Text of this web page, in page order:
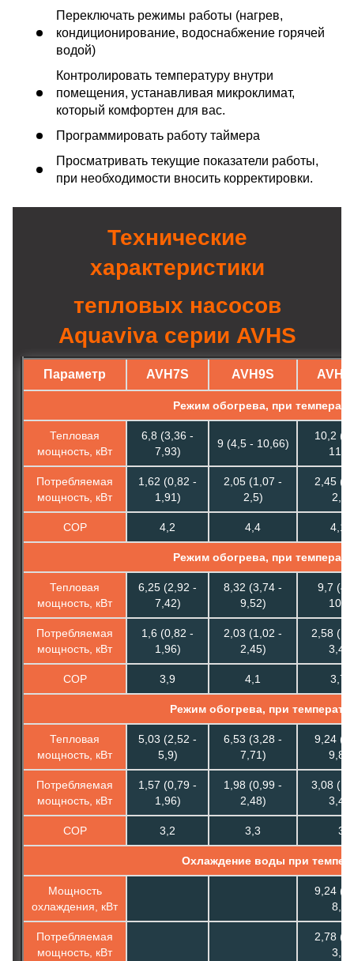
Переключать режимы работы (нагрев,
кондиционирование, водоснабжение горячей
водой)
Контролировать температуру внутри
помещения, устанавливая микроклимат,
который комфортен для вас.
Программировать работу таймера
Просматривать текущие показатели работы,
при необходимости вносить корректировки.
Технические
характеристики
тепловых насосов
Aquaviva серии AVHS
Параметр AVH7S AVH9S
Режим обогрева, при
Тепловая
мощность, кВт
6,8 (3,36 -
7,93)
9 (4,5 - 10,66)
10,2
11,2)
Потребляемая
мощность, кВт
1,62 (0,82 -
1,91)
2,05 (1,07 -
2,5)
2,45
2,9)
COP 4,2 4,4 4,16
Режим обогрева, при
Тепловая
мощность, кВт
6,25 (2,92 -
7,42)
8,32 (3,74 -
9,52)
9,7
10,5)
Потребляемая
мощность, кВт
1,6 (0,82 -
1,96)
2,03 (1,02 -
2,45)
2,58
3,45)
COP 3,9 4,1 3,75
Режим обогрева, при
Тепловая
мощность, кВт
5,03 (2,52 -
5,9)
6,53 (3,28 -
7,71)
9,24
9,80)
Потребляемая
мощность, кВт
1,57 (0,79 -
1,96)
1,98 (0,99 -
2,48)
3,08
3,45)
COP 3,2 3,3 3
Охлаждение воды при
Мощность
охлаждения, кВт
9,24
8,5)
Потребляемая
мощность, кВт
2,78
3,5)